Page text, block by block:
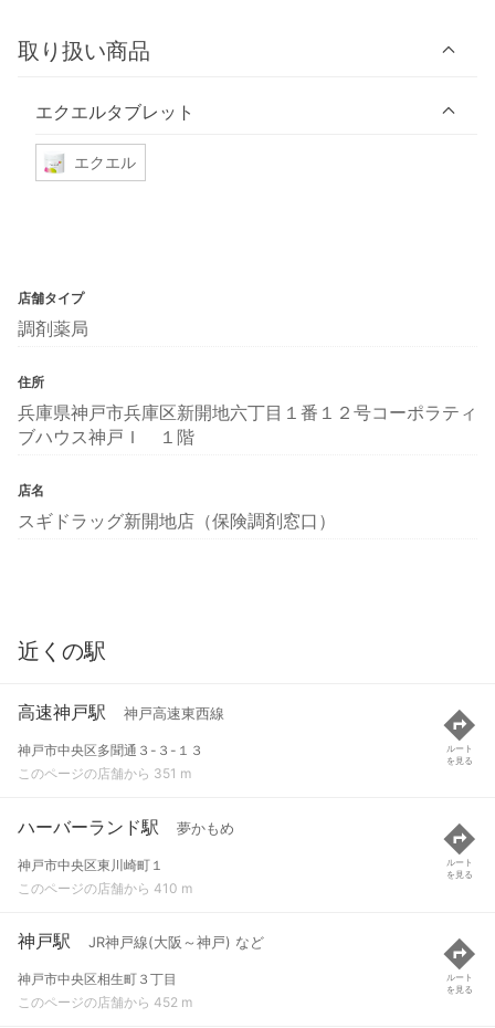
取り扱い商品
エクエルタブレット
エクエル
店舗タイプ
調剤薬局
住所
兵庫県神戸市兵庫区新開地六丁目１番１２号コーポラティ
ブハウス神戸Ｉ １階
店名
スギドラッグ新開地店（保険調剤窓口）
近くの駅
高速神戸駅 神戸高速東西線
神戸市中央区多聞通３-３-１３
このページの店舗から 351 m
ルート
を見る
ハーバーランド駅 夢かもめ
神戸市中央区東川崎町１
このページの店舗から 410 m
ルート
を見る
神戸駅 JR神戸線(大阪～神戸) など
神戸市中央区相生町３丁目
このページの店舗から 452 m
ルート
を見る